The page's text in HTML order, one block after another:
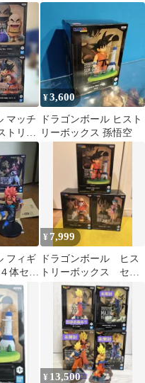
ベジット 桃白白 フィ
ギュア
マッチ
トリー
ット
¥3,600
ドラゴンボール ヒスト
リーボックス 孫悟空
フィギ
体セッ
¥ 7,999
ドラゴンボール ヒス
トリーボックス セッ
ト 孫悟空 ブルマ
亀仙人 セット
¥ 13,500